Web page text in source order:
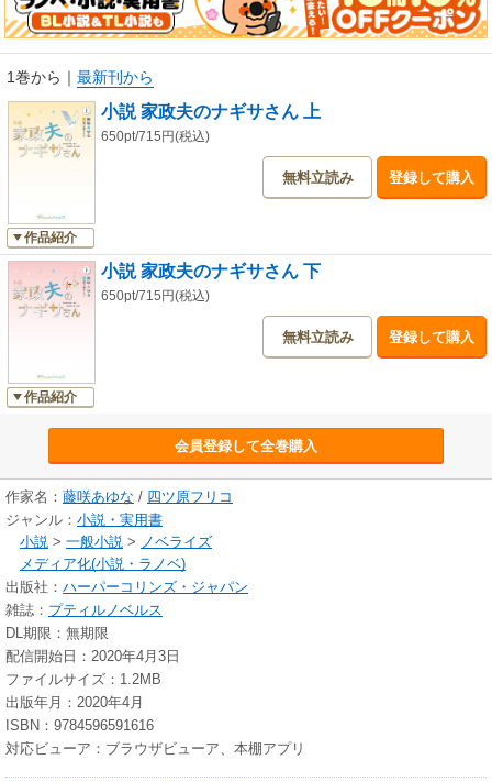
1巻から ｜ 最新刊から
作品紹介
小説 家政夫のナギサさん 上
650pt/715円(税込)
無料立読み 登録して購入
作品紹介
小説 家政夫のナギサさん 下
650pt/715円(税込)
無料立読み 登録して購入
会員登録して全巻購入
作家名： 藤咲あゆな / 四ツ原フリコ
ジャンル： 小説・実用書
小説 > 一般小説 > ノベライズ
メディア化(小説・ラノベ)
出版社： ハーパーコリンズ・ジャパン
雑誌： プティルノベルス
DL期限：無期限
配信開始日：2020年4月3日
ファイルサイズ：1.2MB
出版年月：2020年4月
ISBN：9784596591616
対応ビューア：ブラウザビューア、本棚アプリ